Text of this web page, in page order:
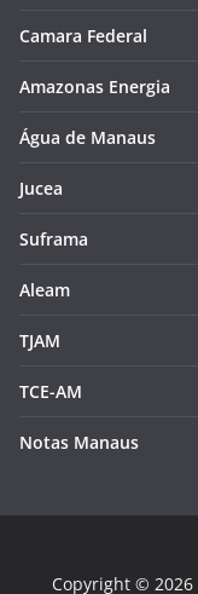
Camara Federal
Amazonas Energia
Água de Manaus
Jucea
Suframa
Aleam
TJAM
TCE-AM
Notas Manaus
Copyright © 2026